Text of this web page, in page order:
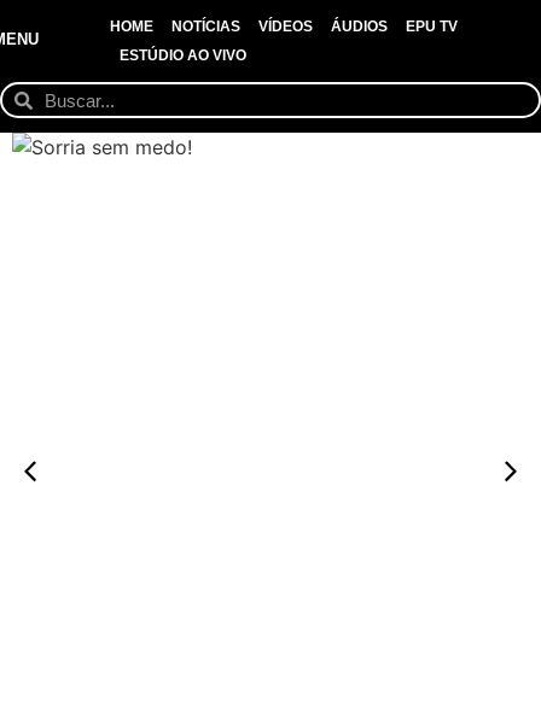
HOME NOTÍCIAS VÍDEOS ÁUDIOS
EPU TV
ESTÚDIO AO VIVO